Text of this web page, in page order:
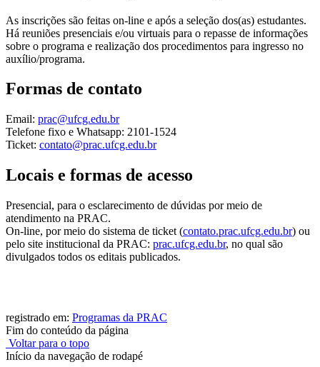
As inscrições são feitas on-line e após a seleção dos(as) estudantes.
Há reuniões presenciais e/ou virtuais para o repasse de informações
sobre o programa e realização dos procedimentos para ingresso no
auxílio/programa.
Formas de contato
Email: prac@ufcg.edu.br
Telefone fixo e Whatsapp: 2101-1524
Ticket: contato@prac.ufcg.edu.br
Locais e formas de acesso
Presencial, para o esclarecimento de dúvidas por meio de
atendimento na PRAC.
On-line, por meio do sistema de ticket (contato.prac.ufcg.edu.br) ou
pelo site institucional da PRAC: prac.ufcg.edu.br, no qual são
divulgados todos os editais publicados.
registrado em: Programas da PRAC
Fim do conteúdo da página
Voltar para o topo
Início da navegação de rodapé